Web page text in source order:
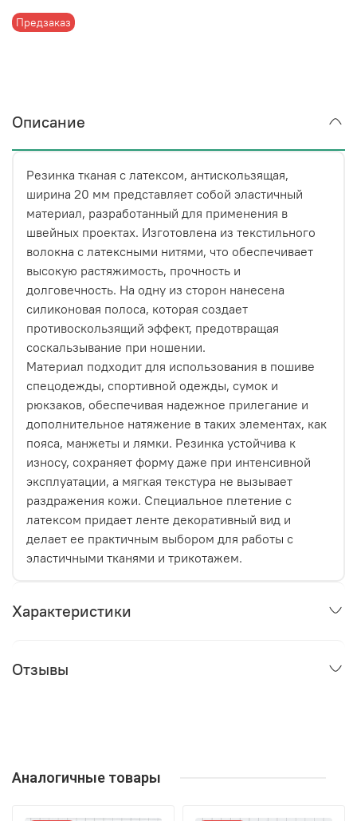
Предзаказ
Описание
Резинка тканая с латексом, антискользящая,
ширина 20 мм представляет собой эластичный
материал, разработанный для применения в
швейных проектах. Изготовлена из текстильного
волокна с латексными нитями, что обеспечивает
высокую растяжимость, прочность и
долговечность. На одну из сторон нанесена
силиконовая полоса, которая создает
противоскользящий эффект, предотвращая
соскальзывание при ношении.
Материал подходит для использования в пошиве
спецодежды, спортивной одежды, сумок и
рюкзаков, обеспечивая надежное прилегание и
дополнительное натяжение в таких элементах, как
пояса, манжеты и лямки. Резинка устойчива к
износу, сохраняет форму даже при интенсивной
эксплуатации, а мягкая текстура не вызывает
раздражения кожи. Специальное плетение с
латексом придает ленте декоративный вид и
делает ее практичным выбором для работы с
эластичными тканями и трикотажем.
Характеристики
Отзывы
Аналогичные товары